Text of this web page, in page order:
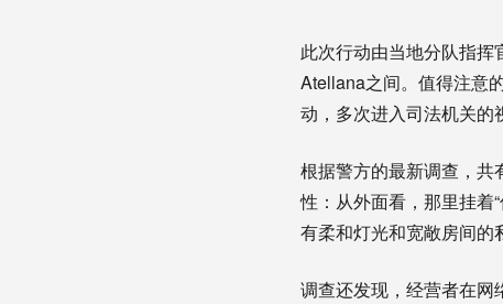
此次行动由当地分队指
Atellana之间。值得注意
动，多次进入司法机关的
根据警方的最新调查，共
性：从外面看，那里挂着
有柔和灯光和宽敞房间的
调查还发现，经营者在网